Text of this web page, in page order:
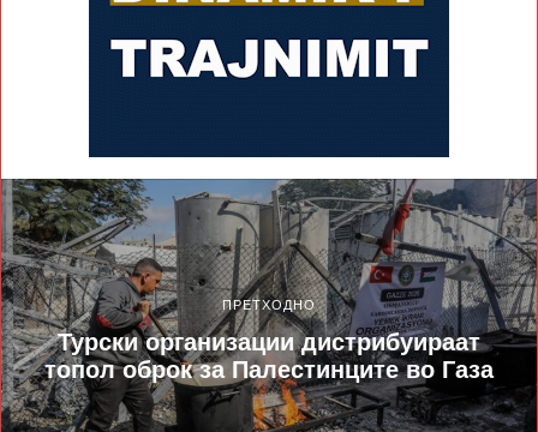
ПРЕТХОДНО
Турски организации дистрибуираат
топол оброк за Палестинците во Газа